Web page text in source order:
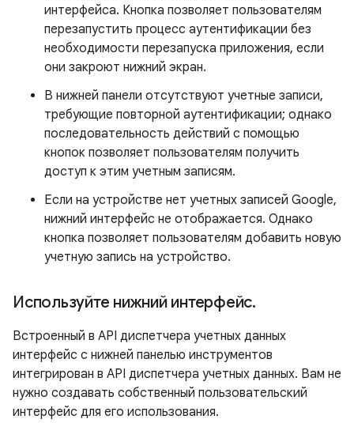
интерфейса. Кнопка позволяет пользователям
перезапустить процесс аутентификации без
необходимости перезапуска приложения, если
они закроют нижний экран.
В нижней панели отсутствуют учетные записи,
требующие повторной аутентификации; однако
последовательность действий с помощью
кнопок позволяет пользователям получить
доступ к этим учетным записям.
Если на устройстве нет учетных записей Google,
нижний интерфейс не отображается. Однако
кнопка позволяет пользователям добавить новую
учетную запись на устройство.
Используйте нижний интерфейс.
Встроенный в API диспетчера учетных данных
интерфейс с нижней панелью инструментов
интегрирован в API диспетчера учетных данных. Вам не
нужно создавать собственный пользовательский
интерфейс для его использования.